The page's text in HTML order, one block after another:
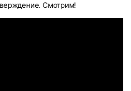
Смотрим!